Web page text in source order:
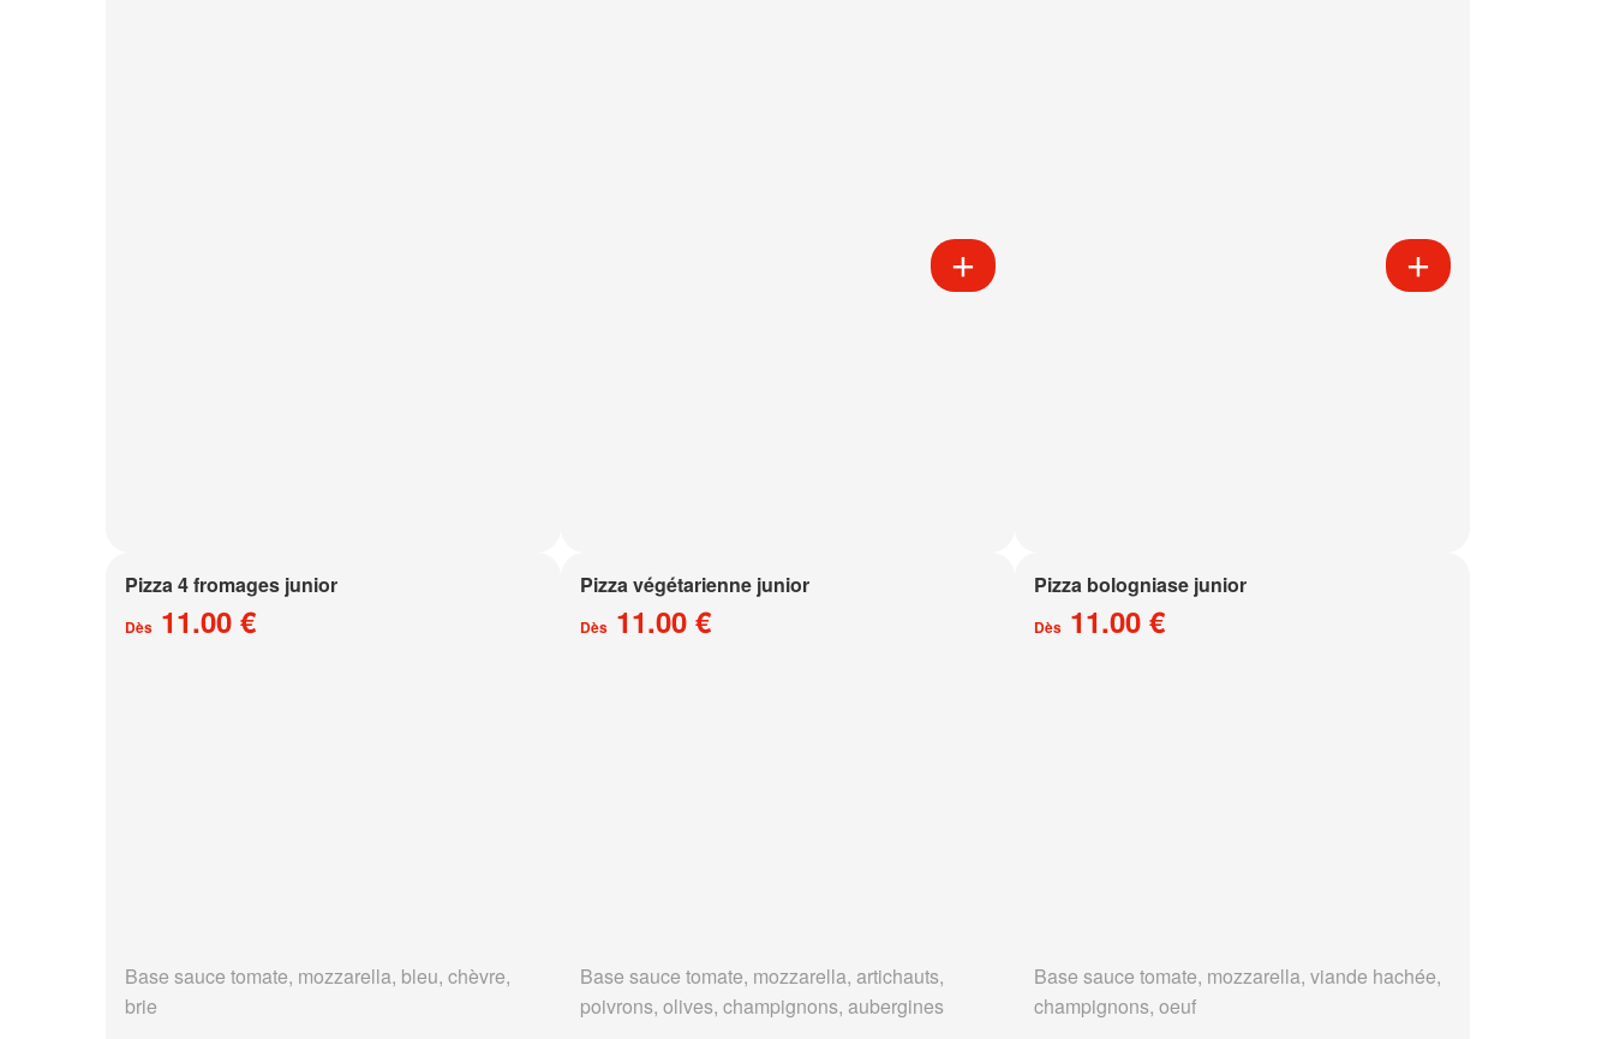
Pizza 4 fromages junior
Dès 11.00 €
Base sauce tomate, mozzarella, bleu, chèvre,
brie
Pizza végétarienne junior
Dès11.00 €
Base sauce tomate, mozzarella, artichauts,
poivrons, olives, champignons, aubergines
Pizza bologniase junior
Dès 11.00 €
Base sauce tomate, mozzarella, viande hachée,
champignons, oeuf